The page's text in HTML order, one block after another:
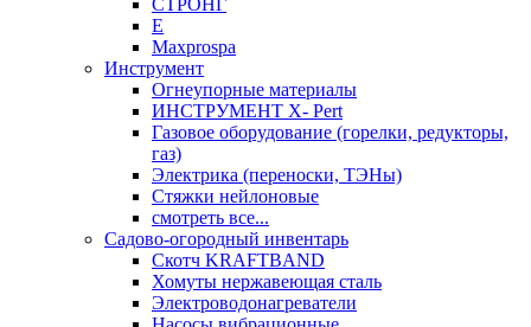
СТРОНГ
Е
Maxprospa
Инструмент
Огнеупорные материалы
ИНСТРУМЕНТ X- Pert
Газовое оборудование (горелки, редукторы,
газ)
Электрика (переноски, ТЭНы)
Стяжки нейлоновые
смотреть все...
Садово-огородный инвентарь
Скотч KRAFTBAND
Хомуты нержавеющая сталь
Электроводонагреватели